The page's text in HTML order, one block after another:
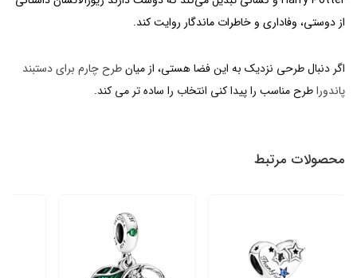
از دوستی، وفاداری و خاطرات ماندگار روایت کند.
اگر دنبال طرحی نزدیک به این فضا هستی، از میانطرح چارم برای دستبند
پاندوراطرح مناسب را پیدا کنی انتخاب را ساده تر می کند.
محصولات مرتبط